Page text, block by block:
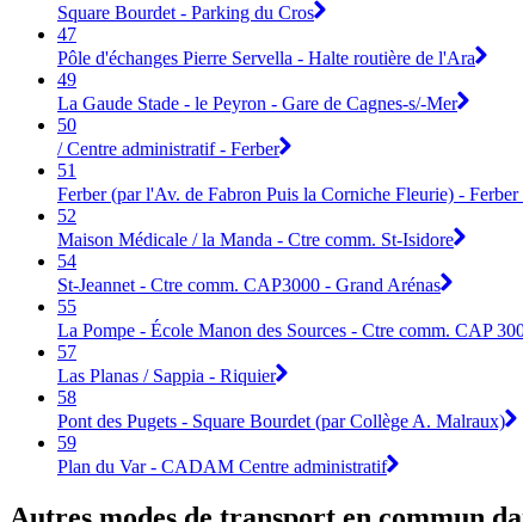
Square Bourdet - Parking du Cros
47
Pôle d'échanges Pierre Servella - Halte routière de l'Ara
49
La Gaude Stade - le Peyron - Gare de Cagnes-s/-Mer
50
/ Centre administratif - Ferber
51
Ferber (par l'Av. de Fabron Puis la Corniche Fleurie) -
52
Maison Médicale / la Manda - Ctre comm. St-Isidore
54
St-Jeannet - Ctre comm. CAP3000 - Grand Arénas
55
La Pompe - École Manon des Sources - Ctre comm. CAP
57
Las Planas / Sappia - Riquier
58
Pont des Pugets - Square Bourdet (par Collège A. Malraux)
59
Plan du Var - CADAM Centre administratif